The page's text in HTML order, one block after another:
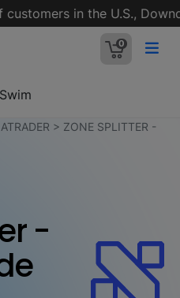
in the U.S.,
0
> ZONE SPLITTER -
-